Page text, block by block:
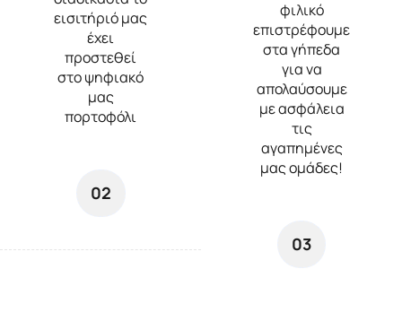
εισιτήριό μας
έχει
προστεθεί
στο ψηφιακό
μας
πορτοφόλι
02
φιλικό
επιστρέφουμε
στα γήπεδα
για να
απολαύσουμε
με ασφάλεια
τις
αγαπημένες
μας ομάδες!
03